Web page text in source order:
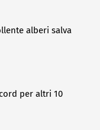
integrati
alberi salva
per altri 10